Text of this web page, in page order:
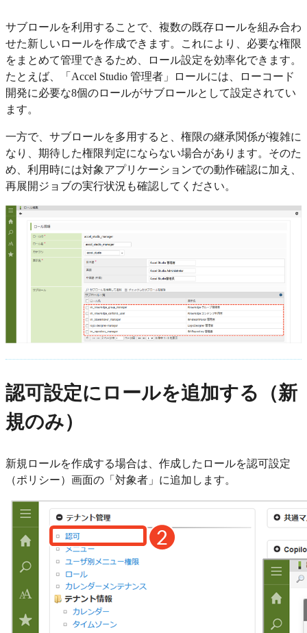
サブロールを利用することで、複数の既存ロールを組み合わ
せた新しいロールを作成できます。これにより、必要な権限
をまとめて管理できるため、ロール設定を効率化できます。
たとえば、「Accel Studio 管理者」ロールには、ローコード
開発に必要な8個のロールがサブロールとして設定されてい
ます。
一方で、サブロールを多用すると、権限の継承関係が複雑に
なり、期待した権限判定にならない場合があります。そのた
め、利用時には対象アプリケーションでの動作確認に加え、
再展開ジョブの実行状況も確認してください。
認可設定にロールを追加する（新
規のみ）
新規ロールを作成する場合は、作成したロールを認可設定
（ポリシー）画面の「対象者」に追加します。